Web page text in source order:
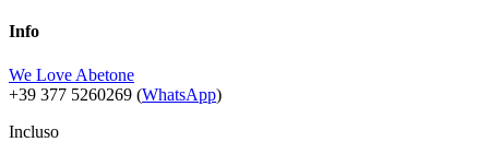
Info
We Love Abetone
+39 377 5260269 (WhatsApp)
Incluso